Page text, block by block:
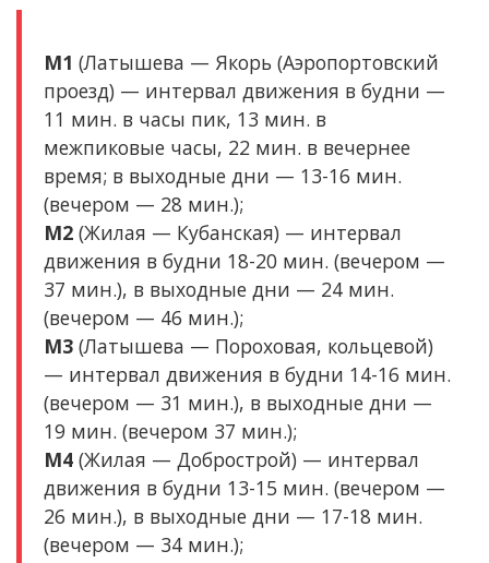
М1 (Латышева — Якорь (Аэропортовский
проезд) — интервал движения в будни —
11 мин. в часы пик, 13 мин. в
межпиковые часы, 22 мин. в вечернее
время; в выходные дни — 13-16 мин.
(вечером — 28 мин.);
М2 (Жилая — Кубанская) — интервал
движения в будни 18-20 мин. (вечером —
37 мин.), в выходные дни — 24 мин.
(вечером — 46 мин.);
М3 (Латышева — Пороховая, кольцевой)
— интервал движения в будни 14-16 мин.
(вечером — 31 мин.), в выходные дни —
19 мин. (вечером 37 мин.);
М4 (Жилая — Добрострой) — интервал
движения в будни 13-15 мин. (вечером —
26 мин.), в выходные дни — 17-18 мин.
(вечером — 34 мин.);